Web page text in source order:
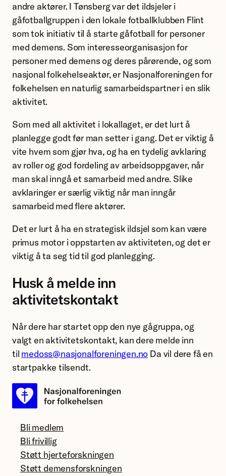
andre aktører. I Tønsberg var det ildsjeler i
gåfotballgruppen i den lokale fotballklubben Flint
som tok initiativ til å starte gåfotball for personer
med demens. Som interesseorganisasjon for
personer med demens og deres pårørende, og som
nasjonal folkehelseaktør, er Nasjonalforeningen for
folkehelsen en naturlig samarbeidspartner i en slik
aktivitet.
Som med all aktivitet i lokallaget, er det lurt å
planlegge godt før man setter i gang. Det er viktig å
vite hvem som gjør hva, og ha en tydelig avklaring
av roller og god fordeling av arbeidsoppgaver, når
man skal inngå et samarbeid med andre. Slike
avklaringer er særlig viktig når man inngår
samarbeid med flere aktører.
Det er lurt å ha en strategisk ildsjel som kan være
primus motor i oppstarten av aktiviteten, og det er
viktig å ta seg tid til god planlegging.
Husk å melde inn
aktivitetskontakt
Når dere har startet opp den nye gågruppa, og
valgt en aktivitetskontakt, kan dere melde inn
til medoss@nasjonalforeningen.no Da vil dere få en
startpakke tilsendt.
Bli medlem
Bli frivillig
Støtt hjerteforskningen
Støtt demensforskningen